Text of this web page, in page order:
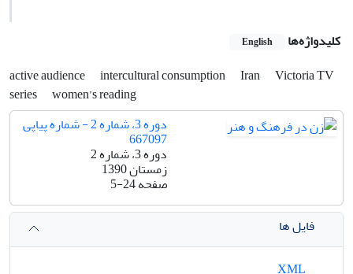
کلیدواژه‌ها English
active audience intercultural consumption Iran
Victoria TV
series
women’s reading
دوره 3، شماره 2 - شماره پیاپی
667097
دوره 3، شماره 2
زمستان 1390
صفحه5-24
فایل ها